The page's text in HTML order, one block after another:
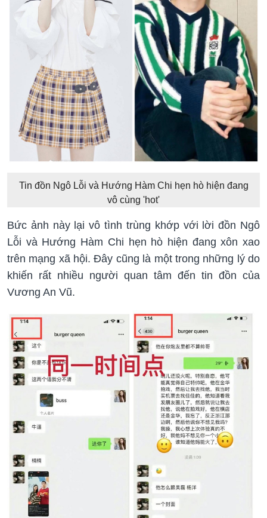
Tin đồn Ngô Lỗi và Hướng Hàm Chi hẹn hò hiện đang
vô cùng 'hot'
Bức ảnh này lại vô tình trùng khớp với lời đồn Ngô
Lỗi và Hướng Hàm Chi hẹn hò hiện đang xôn xao
trên mạng xã hội. Đây cũng là một trong những lý do
khiến rất nhiều người quan tâm đến tin đồn của
Vương An Vũ.